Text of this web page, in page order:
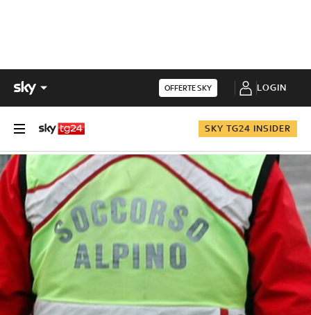
OFFERTE SKY LOGIN
SKY TG24 INSIDER